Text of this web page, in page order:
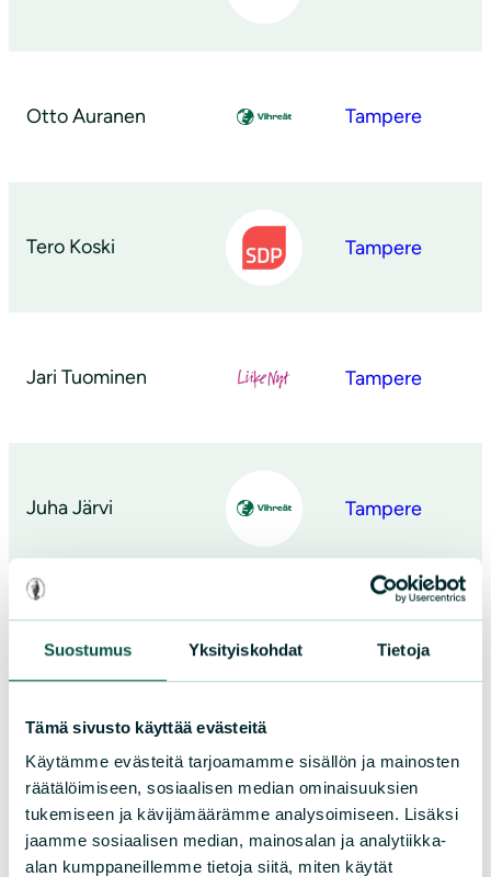
Suostumus Yksityiskohdat Tietoja
Tämä sivusto käyttää evästeitä
Käytämme evästeitä tarjoamamme sisällön ja mainosten
räätälöimiseen, sosiaalisen median ominaisuuksien
tukemiseen ja kävijämäärämme analysoimiseen. Lisäksi
jaamme sosiaalisen median, mainosalan ja analytiikka-
alan kumppaneillemme tietoja siitä, miten käytät
Otto Auranen Tampere
Tero Koski Tampere
Jari Tuominen Tampere
Juha Järvi Tampere
Salla Heikkinen Tampere
Jutta Vihonen Tampere